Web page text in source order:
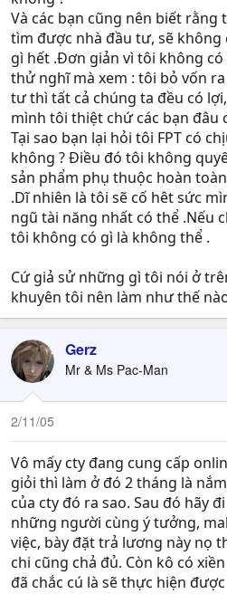
Và các bạn cũng nên biết rằng
tìm được nhà đầu tư, sẽ
gì hết .Đơn giản vì tôi không
thử nghĩ mà xem : tôi bỏ vốn
tư thì tất cả chúng ta đều có
mình tôi thiệt chứ các bạn đâu
Tại sao bạn lại hỏi tôi FPT có
không ? Điều đó tôi không
sản phẩm phụ thuộc hoàn
.Dĩ nhiên là tôi sẽ cố hêt sức
ngũ tài năng nhất có thể .Nếu
tôi không có gì là không thể .
Cứ giả sử những gì tôi nói ở
khuyên tôi nên làm như thế
Gerz
Mr & Ms Pac-Man
2/11/05
Vô mấy cty đang cung cấp
giỏi thì làm ở đó 2 tháng là
của cty đó ra sao. Sau đó hãy
những người cùng ý tưởng,
việc, bày đặt trả lương này nọ
chi cũng chả đủ. Còn kô có
đã chắc cú là sẽ thực hiện